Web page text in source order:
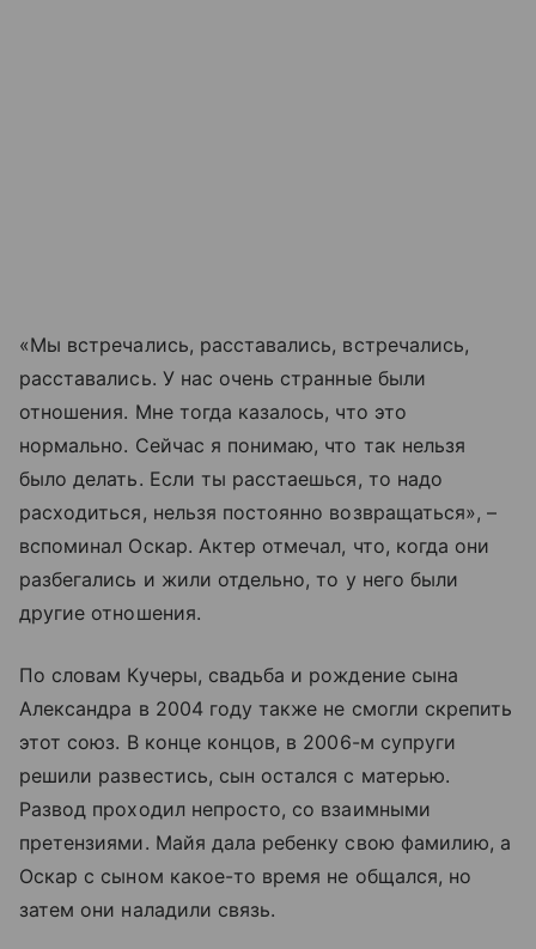
«Мы встречались, расставались, встречались,
расставались. У нас очень странные были
отношения. Мне тогда казалось, что это
нормально. Сейчас я понимаю, что так нельзя
было делать. Если ты расстаешься, то надо
расходиться, нельзя постоянно возвращаться», –
вспоминал Оскар. Актер отмечал, что, когда они
разбегались и жили отдельно, то у него были
другие отношения.
По словам Кучеры, свадьба и рождение сына
Александра в 2004 году также не смогли скрепить
этот союз. В конце концов, в 2006-м супруги
решили развестись, сын остался с матерью.
Развод проходил непросто, со взаимными
претензиями. Майя дала ребенку свою фамилию, а
Оскар с сыном какое-то время не общался, но
затем они наладили связь.